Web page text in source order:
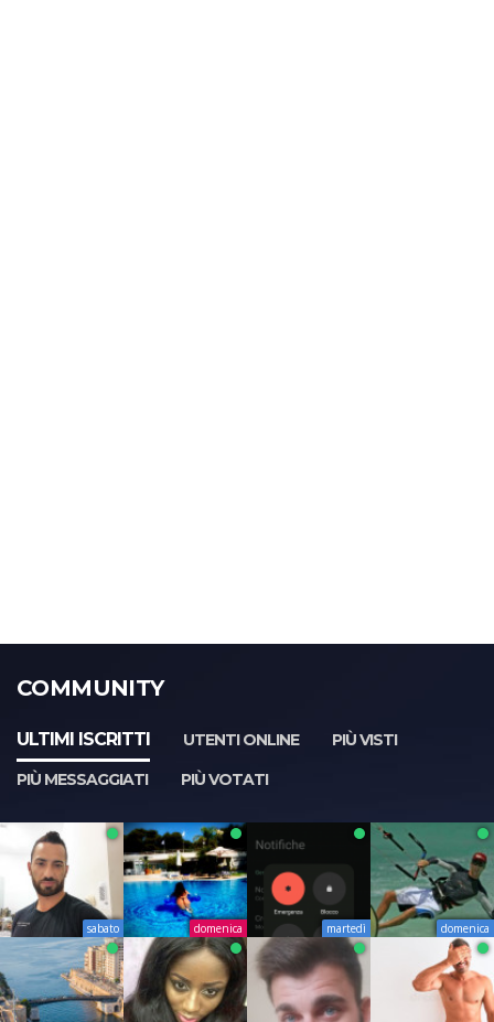
COMMUNITY
ULTIMI ISCRITTI UTENTI ONLINE
PIÙ VISTI
PIÙ MESSAGGIATI
PIÙ VOTATI
sabato domenica martedì domenica